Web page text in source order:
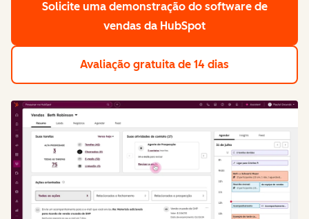
Solicite uma demonstração do software de
vendas da HubSpot
Avaliação gratuita de 14 dias